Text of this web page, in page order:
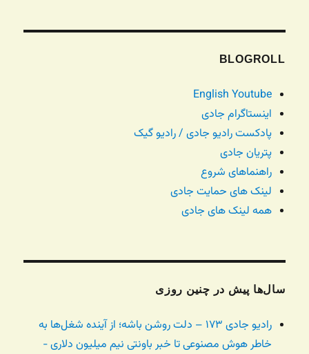
BLOGROLL
English Youtube
اینستاگرام جادی
پادکست رادیو جادی / رادیو گیک
پتریان جادی
راهنماهای شروع
لینک های حمایت جادی
همه لینک های جادی
سال‌ها پیش در چنین روزی
رادیو جادی ۱۷۳ – دلت روشن باشه؛ از آینده شغل‌ها به
خاطر هوش مصنوعی تا خبر باونتی نیم میلیون دلاری -